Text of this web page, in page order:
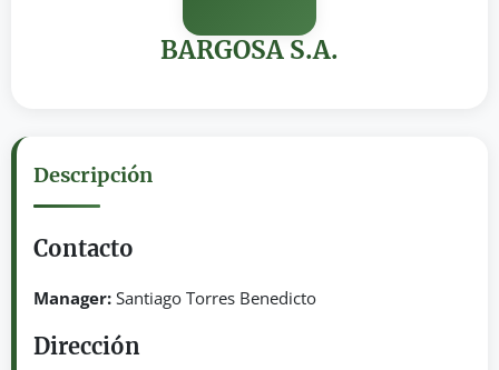
BARGOSA S.A.
Descripción
Contacto
Manager:Santiago Torres Benedicto
Dirección